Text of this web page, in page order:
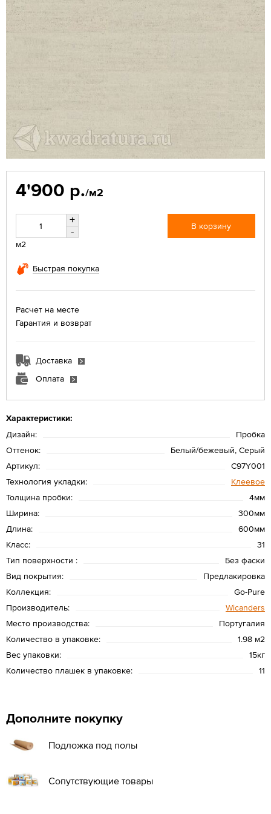
Характеристики:
Дизайн:
Пробка
Оттенок:
Белый/бежевый, Серый
Артикул:
C97Y001
Технология укладки:
Клеевое
Толщина пробки:
4мм
Ширина:
300мм
Длина:
600мм
Класс:
31
Тип поверхности :
Без фаски
Вид покрытия:
Предлакировка
Коллекция:
Go-Pure
Производитель:
Wicanders
Место производства:
Португалия
Количество в упаковке:
1.98 м2
Вес упаковки:
15кг
Количество плашек в упаковке:
11
4'900 р./м2
+
-
м2
В корзину
Быстрая покупка
Расчет на месте
Гарантия и возврат
Доставка
Оплата
Дополните покупку
Подложка под полы
Сопутствующие товары